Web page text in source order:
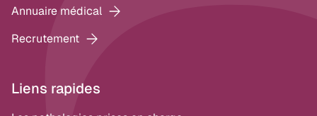
Annuaire médical
Recrutement
Liens rapides